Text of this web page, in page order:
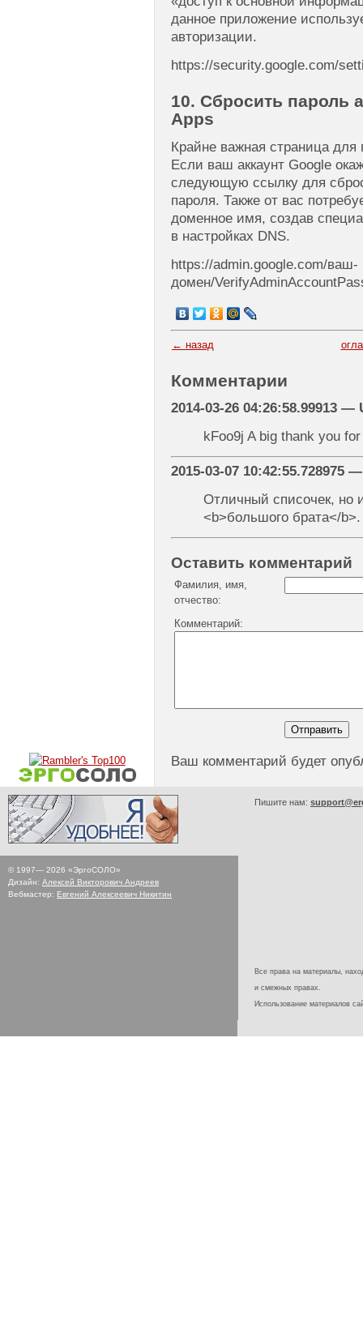
данное приложение
авторизации.
https://security.google.com/
10. Сбросить пароль
Apps
Крайне важная страница для
Если ваш аккаунт Google
следующую ссылку для
пароля. Также от вас
доменное имя, создав
в настройках DNS.
https://admin.google.com/ваш-
домен/
← назад
Комментарии
2014-03-26 04:26:58.99913 —
kFoo9j A big thank you
2015-03-07 10:42:55.728975
Отличный списочек, но
<b>большого брата</b>.
Оставить комментарий
Фамилия, имя,
отчество:
Комментарий:
Ваш комментарий будет
© 1997— 2026 «ЭргоСОЛО»
Дизайн: Алексей Викторович Андреев
Вебмастер: Евгений Алексеевич Никитин
Пишите нам:
Все права на материалы,
и смежных правах.
Использование материалов